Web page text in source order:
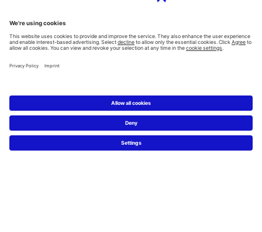
Planering
Badrumsplaneraren
5 steg till ditt drömbadrum
Badrumsexperter definierar drömbadrum
Nyheter & Presss releaser
Hitta en återförsäljare
FAQs